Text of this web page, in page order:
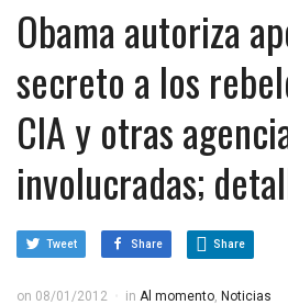
Obama autoriza
secreto a los
CIA y otras
involucradas;
Tweet Share Share
on 08/01/2012 in Al momento, Noticias